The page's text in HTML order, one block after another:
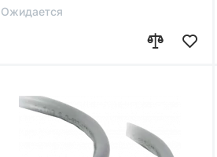
Ожидается